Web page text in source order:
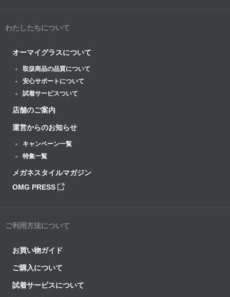
わたしたちについて
オーマイグラスについて
取扱商品の品質について
安心サポートについて
試着サービスついて
店舗のご案内
運営からのお知らせ
キャンペーン一覧
特集一覧
メガネスタイルマガジン
OMG PRESS
ご利用方法について
お買い物ガイド
ご購入について
試着サービスについて